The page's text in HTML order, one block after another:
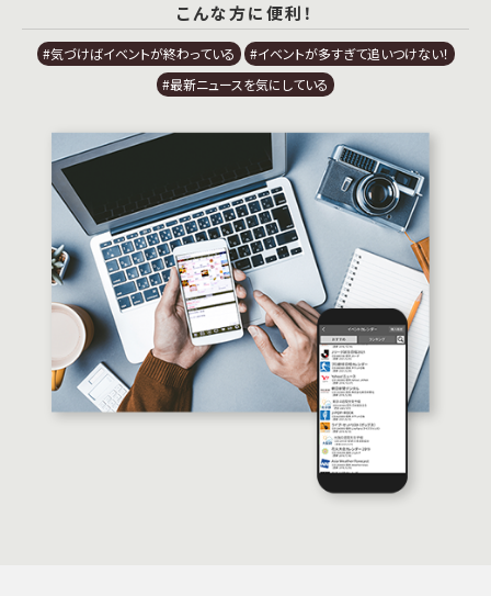
こんな方に便利！
#気づけばイベントが終わっている
#イベントが多すぎて追いつけない！
#最新ニュースを気にしている